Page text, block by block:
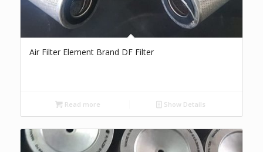
Air Filter Element Brand DF Filter
Read more Show Details